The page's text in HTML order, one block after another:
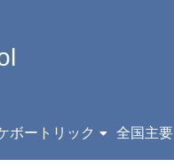
ボートリック